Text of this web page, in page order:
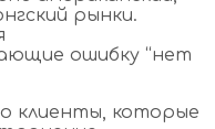
рынки.
ошибку “нет
клиенты, которые